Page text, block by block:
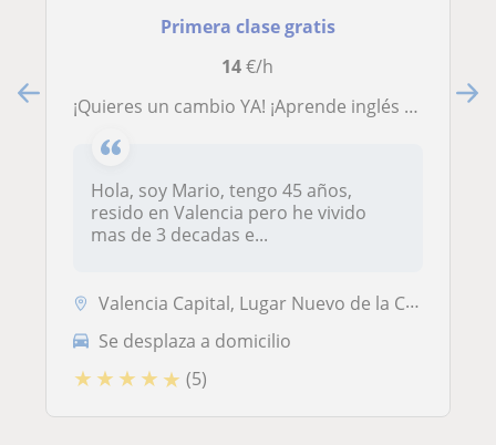
Primera clase gratis
14€/h
¡Quieres un cambio YA! ¡Aprende inglés de forma amena y rápida! Profesor bilingüe, 5 años de experiencia, docente cualificado con TEFL
Hola, soy Mario, tengo 45 años,
resido en Valencia pero he vivido
mas de 3 decadas e...
Valencia Capital, Lugar Nuevo de la Corona, Mislata, Sedaví
Se desplaza a domicilio
★ ★ ★ ★ ★ (5)